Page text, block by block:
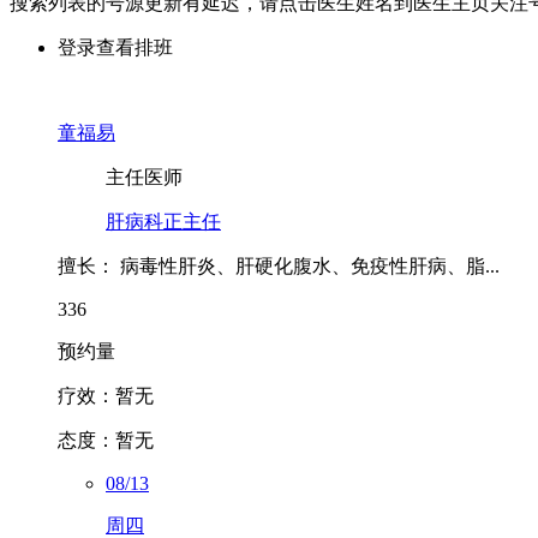
登录查看排班
童福易
主任医师
肝病科正主任
擅长： 病毒性肝炎、肝硬化腹水、免疫性肝病、脂...
336
预约量
疗效： 暂无
态度： 暂无
08/13
周四